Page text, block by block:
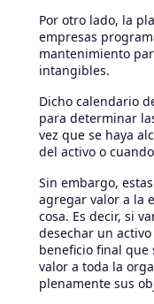
Por otro lado, la
empresas
mantenimiento
intangibles.
Dicho calendario
para determinar
vez que se haya
del activo o
Sin embargo,
agregar valor a la
cosa. Es decir, si
desechar un
beneficio final que
valor a toda la
plenamente sus